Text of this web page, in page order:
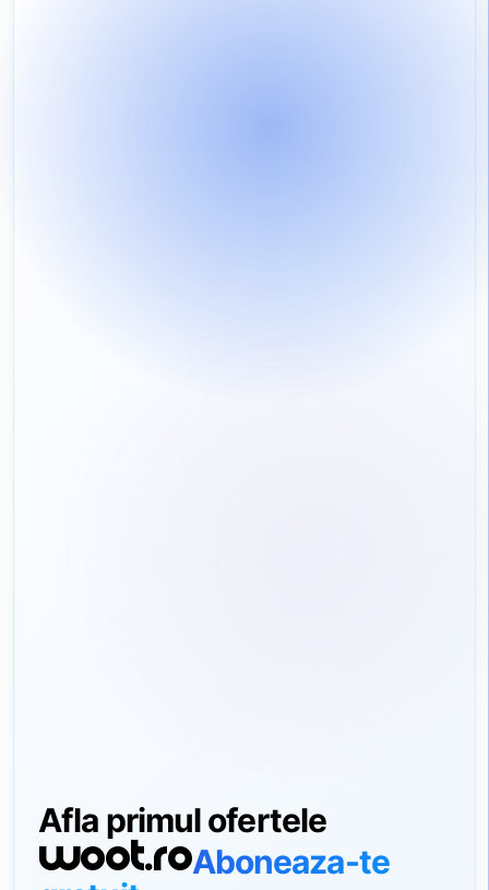
Afla primul ofertele
woot.roAboneaza-te